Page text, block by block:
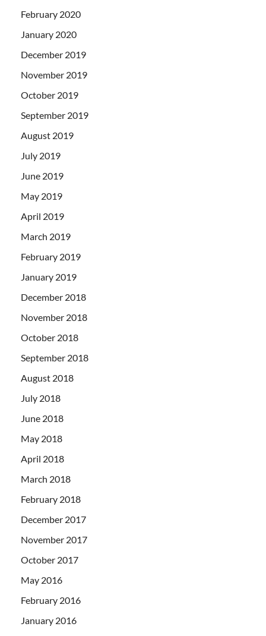
February 2020
January 2020
December 2019
November 2019
October 2019
September 2019
August 2019
July 2019
June 2019
May 2019
April 2019
March 2019
February 2019
January 2019
December 2018
November 2018
October 2018
September 2018
August 2018
July 2018
June 2018
May 2018
April 2018
March 2018
February 2018
December 2017
November 2017
October 2017
May 2016
February 2016
January 2016